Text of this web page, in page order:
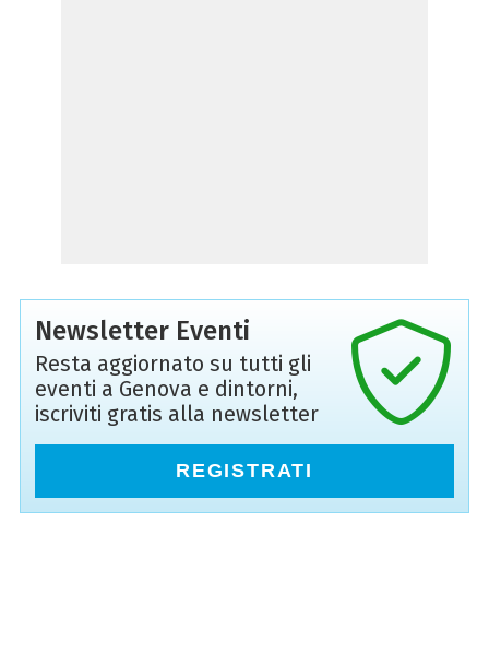
Newsletter Eventi
Resta aggiornato su tutti gli
eventi a Genova e dintorni,
iscriviti gratis alla newsletter
REGISTRATI